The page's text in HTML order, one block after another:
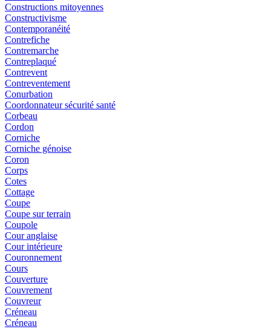
Constructions mitoyennes
Constructivisme
Contemporanéité
Contrefiche
Contremarche
Contreplaqué
Contrevent
Contreventement
Conurbation
Coordonnateur sécurité santé
Corbeau
Cordon
Corniche
Corniche génoise
Coron
Corps
Cotes
Cottage
Coupe
Coupe sur terrain
Coupole
Cour anglaise
Cour intérieure
Couronnement
Cours
Couverture
Couvrement
Couvreur
Créneau
Créneau